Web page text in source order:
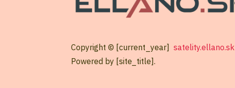
Copyright © [current_year] satelity.ellano.sk
Powered by [site_title].